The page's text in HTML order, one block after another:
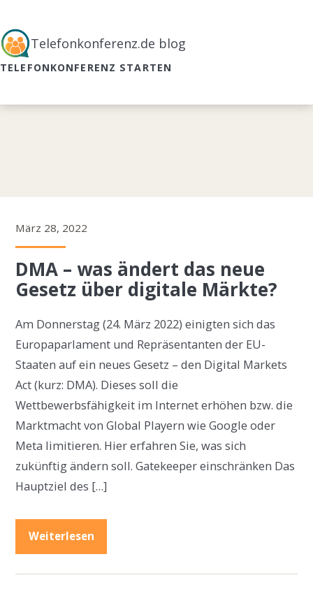
Telefonkonferenz.de blog
TELEFONKONFERENZ STARTEN
März 28, 2022
DMA – was ändert das neue
Gesetz über digitale Märkte?
Am Donnerstag (24. März 2022) einigten sich das
Europaparlament und Repräsentanten der EU-
Staaten auf ein neues Gesetz – den Digital Markets
Act (kurz: DMA). Dieses soll die
Wettbewerbsfähigkeit im Internet erhöhen bzw. die
Marktmacht von Global Playern wie Google oder
Meta limitieren. Hier erfahren Sie, was sich
zukünftig ändern soll. Gatekeeper einschränken Das
Hauptziel des […]
Weiterlesen